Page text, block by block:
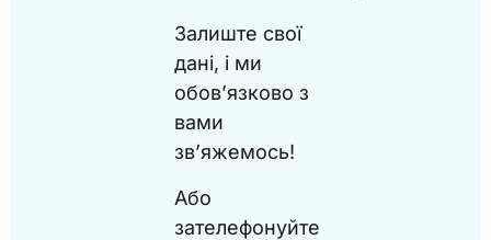
Залиште свої
дані, і ми
обов’язково з
вами
зв’яжемось!
Або
зателефонуйте